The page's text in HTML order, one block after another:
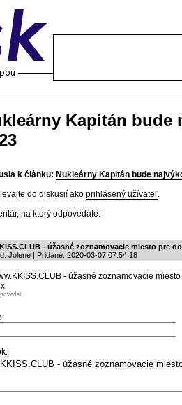
Kapitán
k článku: Nukleárny Kapitán bude
do diskusií ako prihlásený užívateľ.
na ktorý odpovedáte:
- úžasné zoznamovacie miesto pre
Jolene | Pridané: 2020-03-07 07:54:18
- úžasné zoznamovacie